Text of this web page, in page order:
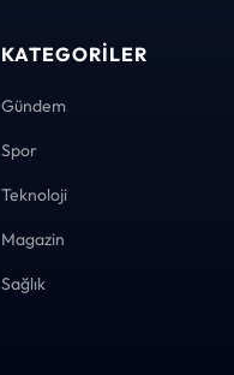
KATEGORILER
Gündem
Spor
Teknoloji
Magazin
Sağlık